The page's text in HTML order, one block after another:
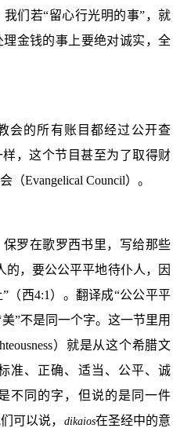
们若“留心行光明的事”，就
金钱的事上要绝对诚实，全
会的所有账目都经过公开查
，这个节目甚至为了取得财
（Evangelical Council）。
保罗在歌罗西书里，写给那些
的，要公公平平地待仆人，因
（西4:1 ）。翻译成“公公平平
美”不是同一个字。这一节里用
）就是从这个希腊文
准、正确、适当、公平、诚
不同的字，但说的是同一件
可以说， dikaios在圣经中的意